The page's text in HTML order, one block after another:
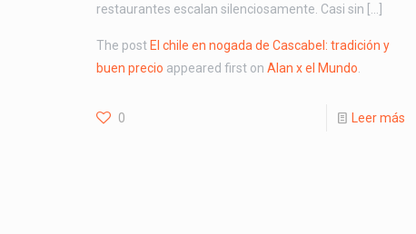
restaurantes escalan silenciosamente. Casi sin […]
The post El chile en nogada de Cascabel: tradición y
buen precio appeared first on Alan x el Mundo
0 Leer más